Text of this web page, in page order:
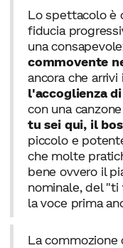
Lo spettacolo è
fiducia
una
commovente
ancora che arrivi
l'accoglienza
con una
tu sei qui, il
piccolo e
che molte
bene ovvero il
nominale, del "ti
la voce prima
La commozione